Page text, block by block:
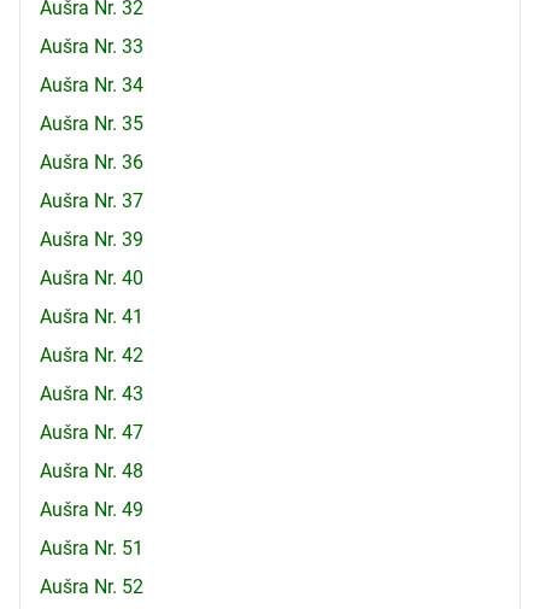
Aušra Nr. 32
Aušra Nr. 33
Aušra Nr. 34
Aušra Nr. 35
Aušra Nr. 36
Aušra Nr. 37
Aušra Nr. 39
Aušra Nr. 40
Aušra Nr. 41
Aušra Nr. 42
Aušra Nr. 43
Aušra Nr. 47
Aušra Nr. 48
Aušra Nr. 49
Aušra Nr. 51
Aušra Nr. 52